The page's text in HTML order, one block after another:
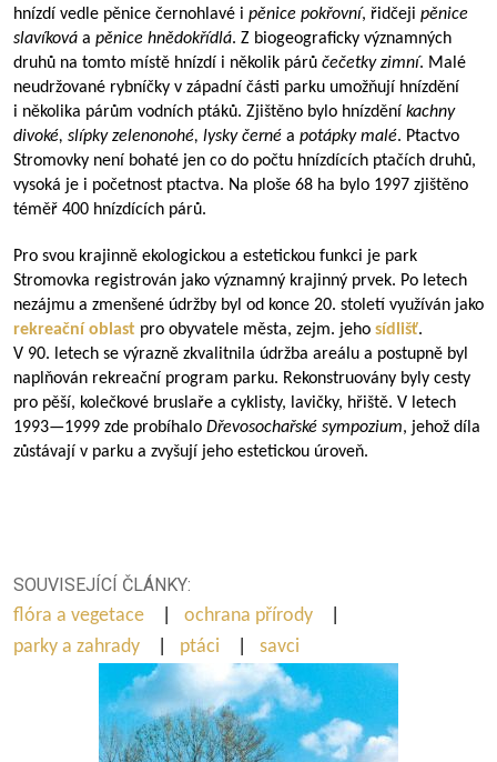
hnízdí vedle pěnice černohlavé i pěnice pokřovní, řidčeji pěnice
slavíková a pěnice hnědokřídlá. Z biogeograficky významných
druhů na tomto místě hnízdí i několik párů čečetky zimní. Malé
neudržované rybníčky v západní části parku umožňují hnízdění
i několika párům vodních ptáků. Zjištěno bylo hnízdění kachny
divoké, slípky zelenonohé, lysky černé a potápky malé. Ptactvo
Stromovky není bohaté jen co do počtu hnízdících ptačích druhů,
vysoká je i početnost ptactva. Na ploše 68 ha bylo 1997 zjištěno
téměř 400 hnízdících párů.
Pro svou krajinně ekologickou a estetickou funkci je park
Stromovka registrován jako významný krajinný prvek. Po letech
nezájmu a zmenšené údržby byl od konce 20. století využíván jako
rekreační oblast pro obyvatele města, zejm. jeho sídlišť.
V 90. letech se výrazně zkvalitnila údržba areálu a postupně byl
naplňován rekreační program parku. Rekonstruovány byly cesty
pro pěší, kolečkové bruslaře a cyklisty, lavičky, hřiště. V letech
1993—1999 zde probíhalo Dřevosochařské sympozium, jehož díla
zůstávají v parku a zvyšují jeho estetickou úroveň.
SOUVISEJÍCÍ ČLÁNKY:
flóra a vegetace
ochrana přírody
parky a zahrady
ptáci savci